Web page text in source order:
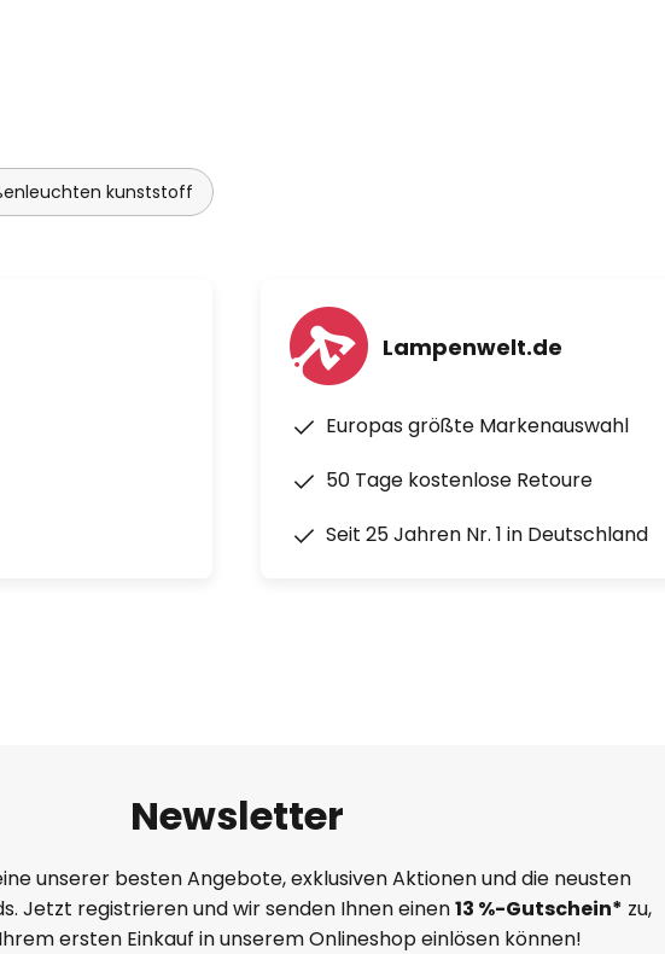
kunststoff
Lampenwelt.de
Europas größte Markenauswahl
50 Tage kostenlose Retoure
Seit 25 Jahren Nr. 1 in Deutschland
Newsletter
unserer besten Angebote, exklusiven Aktionen und die neusten
Jetzt registrieren und wir senden Ihnen einen13 %-Gutschein* zu,
ersten Einkauf in unserem Onlineshop einlösen können!